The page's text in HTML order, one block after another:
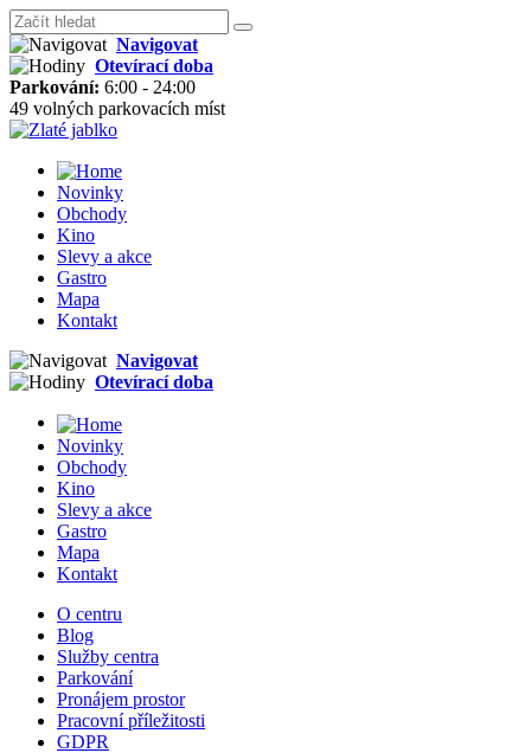
Navigovat
Otevírací doba
Parkování: 6:00 - 24:00
49 volných parkovacích míst
Novinky
Obchody
Kino
Slevy a akce
Gastro
Mapa
Kontakt
Navigovat
Otevírací doba
Novinky
Obchody
Kino
Slevy a akce
Gastro
Mapa
Kontakt
O centru
Blog
Služby centra
Parkování
Pronájem prostor
Pracovní příležitosti
GDPR